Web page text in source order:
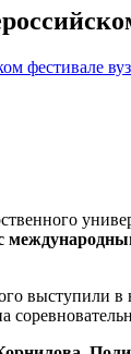
выступили в